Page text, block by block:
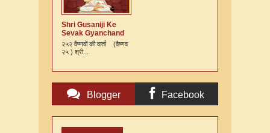
Shri Gusaniji Ke
Sevak Gyanchand
Ki Varta
२५२ वैष्णवों की वार्ता (वैष्णव
२५ ) श्री...
Blogger
Comments
Facebook
Comments